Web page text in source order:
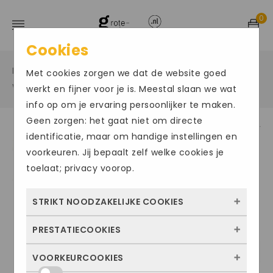
0
Home / Grote maten sportschoenen /
Waterschoenen /
Cookies
Met cookies zorgen we dat de website goed
werkt en fijner voor je is. Meestal slaan we wat
info op om je ervaring persoonlijker te maken.
Geen zorgen: het gaat niet om directe
identificatie, maar om handige instellingen en
voorkeuren. Jij bepaalt zelf welke cookies je
toelaat; privacy voorop.
STRIKT NOODZAKELIJKE COOKIES
Deze cookies zorgen ervoor dat de website
kunnen niet worden uitgezet. Meestal
PRESTATIECOOKIES
Met deze cookies zien we hoe vaak onze
VOORKEURCOOKIES